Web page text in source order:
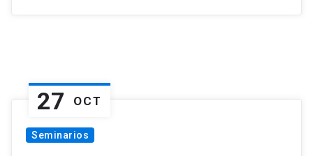
27 OCT
Seminarios